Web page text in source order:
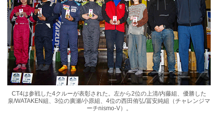
CT4は参戦した4クルーが表彰された。左から2位の上清/内藤組、優勝した
泉/WATAKEN組、3位の廣瀬/小原組、4位の西田侑弘/冨安純組（チャレンジマ
ーチnismo-V）。